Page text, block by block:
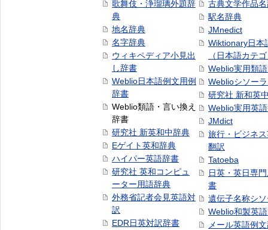
歌舞伎・浄瑠璃外題辞
典
地名辞典
名字辞典
ウィキペディア小見出
し辞書
Weblio日本語例文用例
辞書
Weblio類語・言い換え
辞書
研究社 新英和中辞典
Eゲイト英和辞典
ハイパー英語辞書
研究社 英和コンピュ
ーター用語辞典
外務省記者会見英語対
訳
EDR日英対訳辞書
古典文学作品
駅名辞典
JMnedict
Wiktionary日本
（日本語カテ
Weblio実用類
Weblioシソー
研究社 新和英
Weblio実用英
JMdict
旅行・ビジネ
翻訳
Tatoeba
日英・英日専
書
遺伝子名称シ
Weblio和製英
メール英語例